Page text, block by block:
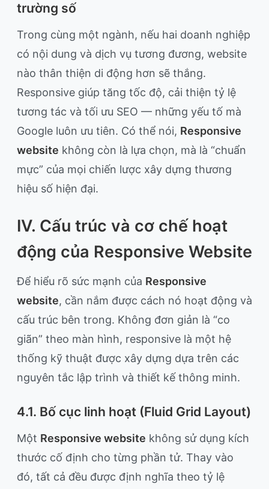
trường số
Trong cùng một ngành, nếu hai doanh nghiệp
có nội dung và dịch vụ tương đương, website
nào thân thiện di động hơn sẽ thắng.
Responsive giúp tăng tốc độ, cải thiện tỷ lệ
tương tác và tối ưu SEO — những yếu tố mà
Google luôn ưu tiên. Có thể nói, Responsive
website không còn là lựa chọn, mà là “chuẩn
mực” của mọi chiến lược xây dựng thương
hiệu số hiện đại.
IV. Cấu trúc và cơ chế hoạt
động của Responsive Website
Để hiểu rõ sức mạnh của Responsive
website, cần nắm được cách nó hoạt động và
cấu trúc bên trong. Không đơn giản là “co
giãn” theo màn hình, responsive là một hệ
thống kỹ thuật được xây dựng dựa trên các
nguyên tắc lập trình và thiết kế thông minh.
4.1. Bố cục linh hoạt (Fluid Grid Layout)
Một Responsive website không sử dụng kích
thước cố định cho từng phần tử. Thay vào
đó, tất cả đều được định nghĩa theo tỷ lệ